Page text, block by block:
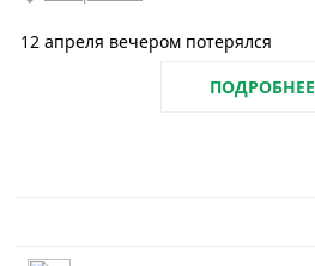
12 апреля вечером потерялся
ПОДРОБНЕЕ